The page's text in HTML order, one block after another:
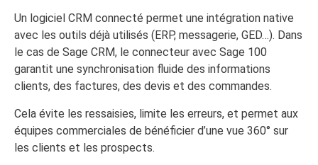
Un logiciel CRM connecté permet une intégration native
avec les outils déjà utilisés (ERP, messagerie, GED…). Dans
le cas de Sage CRM, le connecteur avec Sage 100
garantit une synchronisation fluide des informations
clients, des factures, des devis et des commandes.
Cela évite les ressaisies, limite les erreurs, et permet aux
équipes commerciales de bénéficier d’une vue 360° sur
les clients et les prospects.